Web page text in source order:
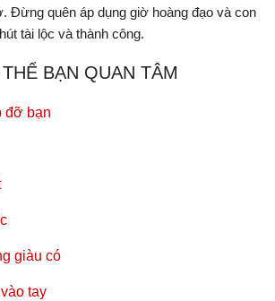
Đừng quên áp dụng giờ hoàng đạo và con
tài lộc và thành công.
BẠN QUAN TÂM
đỡ bạn
giàu có
tay